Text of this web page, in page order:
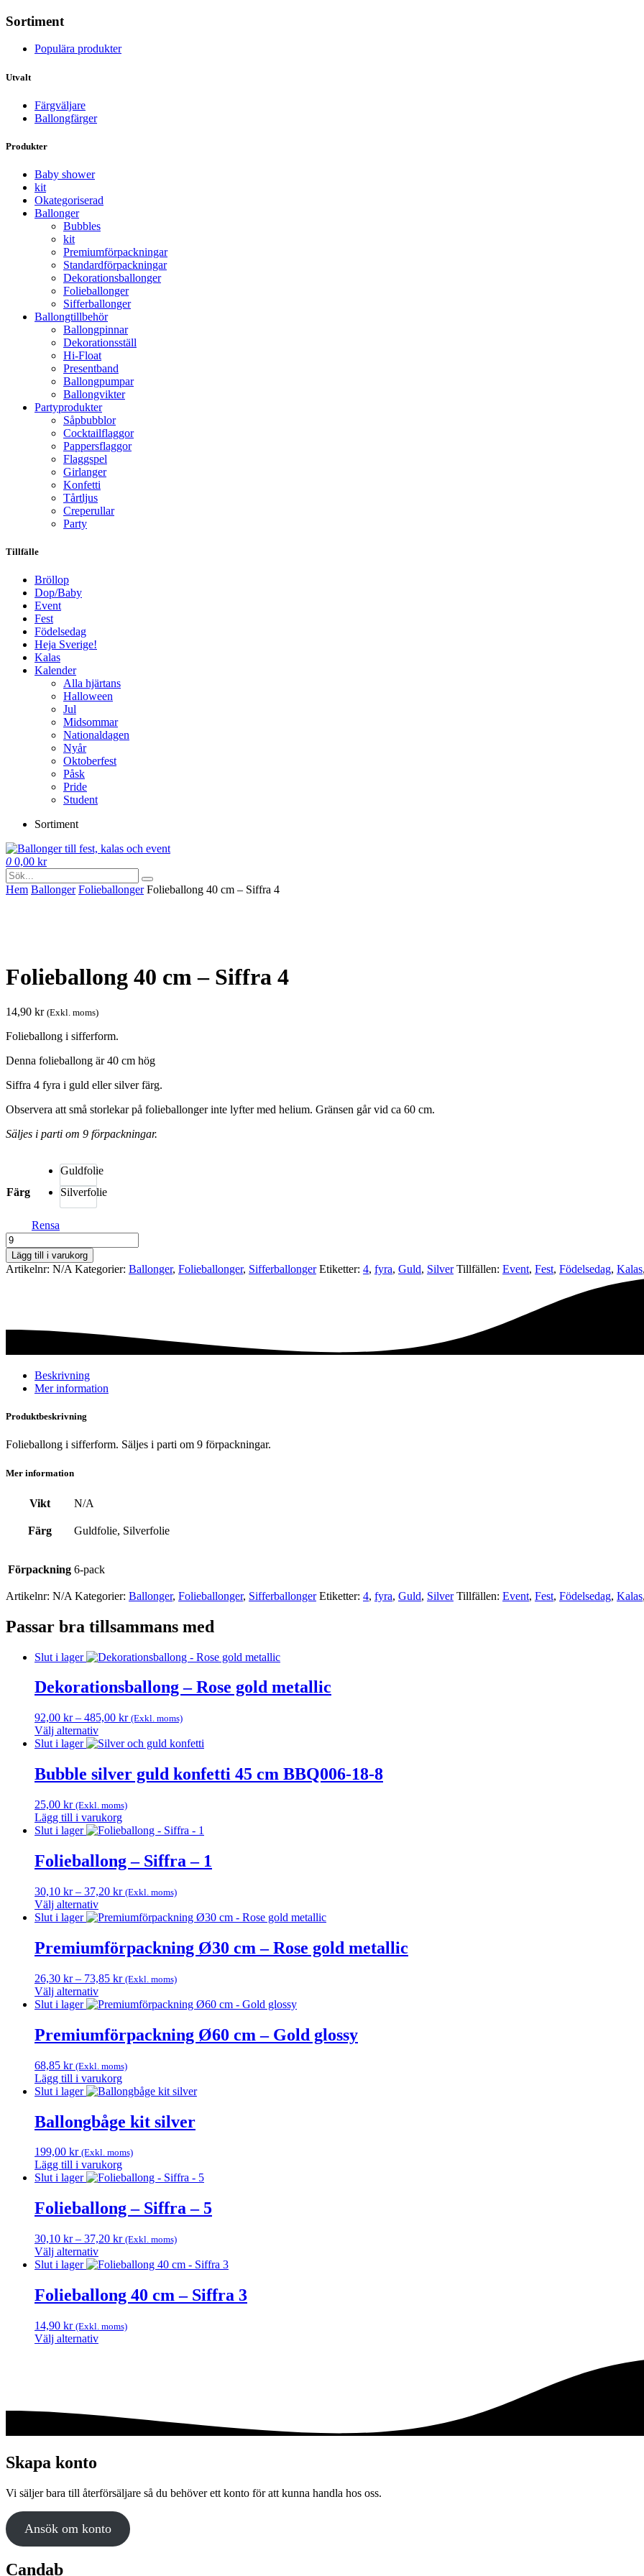
Sortiment
Populära produkter
Utvalt
Färgväljare
Ballongfärger
Produkter
Baby shower
kit
Okategoriserad
Ballonger
Bubbles
kit
Premium­förpackningar
Standard­­förpackningar
Dekorations­ballonger
Folie­­­ballonger
Siffer­­ballonger
Ballong­tillbehör
Ballongpinnar
Dekorationsställ
Hi-Float
Presentband
Ballongpumpar
Ballong­vikter
Party­­produkter
Såpbubblor
Cocktail­flaggor
Pappers­flaggor
Flaggspel
Girlanger
Konfetti
Tårtljus
Creperullar
Party
Tillfälle
Bröllop
Dop/Baby
Event
Fest
Födelsedag
Heja Sverige!
Kalas
Kalender
Alla hjärtans
Halloween
Jul
Midsommar
Nationaldagen
Nyår
Oktoberfest
Påsk
Pride
Student
Sortiment
0 0,00 kr
Hem Ballonger Folie­­­ballonger Folieballong 40 cm – Siffra 4
Folieballong 40 cm – Siffra 4
14,90 kr (Exkl. moms)
Folieballong i sifferform.
Denna folieballong är 40 cm hög
Siffra 4 fyra i guld eller silver färg.
Observera att små storlekar på folieballonger inte lyfter med helium. Gränsen går vid ca 60 cm.
Säljes i parti om 9 förpackningar.
Färg
Guldfolie
Silverfolie
Rensa
Folieballong
40
cm
-
Lägg till i varukorg
Artikelnr: N/A Kategorier: Ballonger, Folie­­­ballonger, Siffer­­ballonger Etiketter: 4, fyra, Guld, Silver Tillfällen: Event, Fest, Födelsedag, Kalas,
Beskrivning
Mer information
Produktbeskrivning
Folieballong i sifferform. Säljes i parti om 9 förpackningar.
Mer information
Vikt N/A
Färg Guldfolie, Silverfolie
Förpackning 6-pack
Artikelnr: N/A Kategorier: Ballonger, Folie­­­ballonger, Siffer­­ballonger Etiketter: 4, fyra, Guld, Silver Tillfällen: Event, Fest, Födelsedag, Kalas,
Passar bra tillsammans med
Slut i lager
Dekorationsballong – Rose gold metallic
92,00 kr – 485,00 krPrisintervall:
till
(Exkl. moms)
Välj alternativ
Den
produkten
har
varianter.
De
olika
kan
väljas
på
produktsidan
Slut i lager
Bubble silver guld konfetti 45 cm BBQ006-18-8
25,00 kr (Exkl. moms)
Lägg till i varukorg
Slut i lager
Folieballong – Siffra – 1
30,10 kr – 37,20 krPrisintervall:
till
(Exkl. moms)
Välj alternativ
Den
produkten
har
varianter.
De
olika
kan
väljas
på
produktsidan
Slut i lager
Premiumförpackning Ø30 cm – Rose gold metallic
26,30 kr – 73,85 krPrisintervall:
till
(Exkl. moms)
Välj alternativ
Den
produkten
har
varianter.
De
olika
kan
väljas
på
produktsidan
Slut i lager
Premiumförpackning Ø60 cm – Gold glossy
68,85 kr (Exkl. moms)
Lägg till i varukorg
Slut i lager
Ballongbåge kit silver
199,00 kr (Exkl. moms)
Lägg till i varukorg
Slut i lager
Folieballong – Siffra – 5
30,10 kr – 37,20 krPrisintervall:
till
(Exkl. moms)
Välj alternativ
Den
produkten
har
varianter.
De
produktsidan
Slut i lager
Folieballong 40 cm – Siffra 3
14,90 kr (Exkl. moms)
Välj alternativ
varianter.
alternativen
kan
på
Skapa konto
Vi säljer bara till återförsäljare så du behöver ett konto för att kunna handla hos oss.
Ansök om konto
Candab